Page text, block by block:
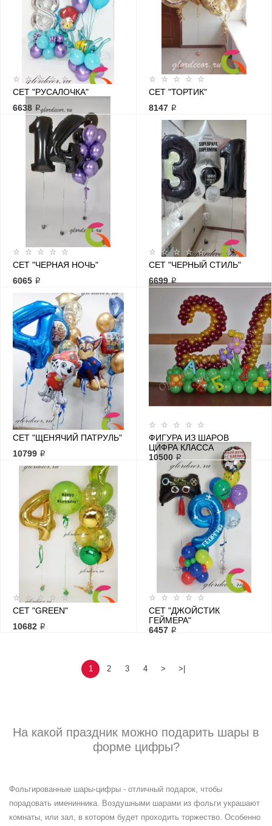
СЕТ "РУСАЛОЧКА"
6638 ₽
СЕТ "ТОРТИК"
8147 ₽
СЕТ "ЧЕРНАЯ НОЧЬ"
6065 ₽
СЕТ "ЧЕРНЫЙ СТИЛЬ"
6699 ₽
СЕТ "ЩЕНЯЧИЙ ПАТРУЛЬ"
10799 ₽
ФИГУРА ИЗ ШАРОВ
ЦИФРА КЛАССА
10500 ₽
СЕТ "GREEN"
10682 ₽
СЕТ "ДЖОЙСТИК
ГЕЙМЕРА"
6457 ₽
1 2 3 4 > >|
На какой праздник можно подарить шары в
форме цифры?
Фольгированные шары-цифры - отличный подарок, чтобы
порадовать именинника. Воздушными шарами из фольги украшают
комнаты, или зал, в котором будет проходить торжество. Особенно